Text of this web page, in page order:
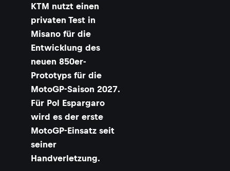
KTM nutzt einen
privaten Test in
Misano für die
Entwicklung des
neuen 850er-
Prototyps für die
MotoGP-Saison 2027.
Für Pol Espargaro
wird es der erste
MotoGP-Einsatz seit
seiner
Handverletzung.